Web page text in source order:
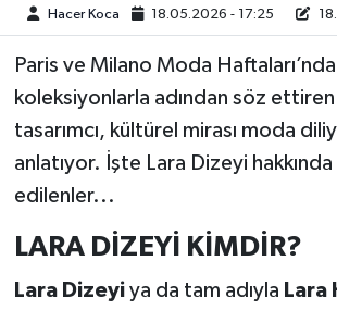
Hacer Koca 18.05.2026 - 17:25
Paris ve Milano Moda
koleksiyonlarla adından söz ettiren
tasarımcı, kültürel mirası moda
anlatıyor. İşte Lara Dizeyi
edilenler...
LARA DİZEYİ KİMDİR?
Lara Dizeyiya da tam adıyla Lara